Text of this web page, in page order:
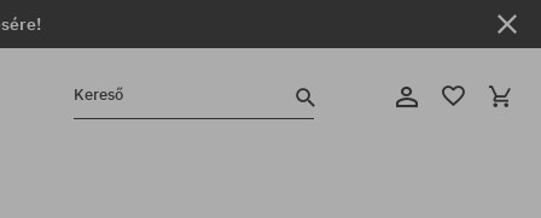
Kereső